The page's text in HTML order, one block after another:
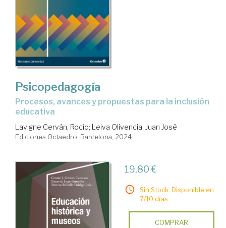
Psicopedagogía
procesos, avances y propuestas para la inclusión
educativa
Lavigne Cerván, Rocío; Leiva Olivencia, Juan José
Ediciones Octaedro. Barcelona, 2024
19,80 €
Sin Stock. Disponible en
7/10 días.
COMPRAR